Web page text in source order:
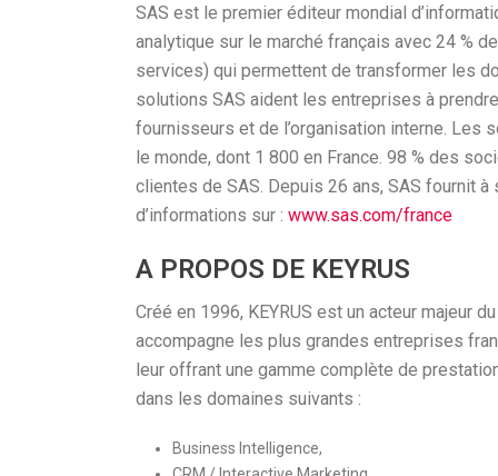
SAS est le premier éditeur mondial
analytique sur le marché français avec 24 %
services) qui permettent de transformer les
solutions SAS aident les entreprises à
fournisseurs et de l’organisation interne.
le monde, dont 1 800 en France. 98 % des
clientes de SAS. Depuis 26 ans, SAS fournit
d’informations sur : www.sas.com/france
A PROPOS DE KEYRUS
Créé en 1996, KEYRUS est un acteur majeur
accompagne les plus grandes entreprises
leur offrant une gamme complète de
dans les domaines suivants :
Business Intelligence,